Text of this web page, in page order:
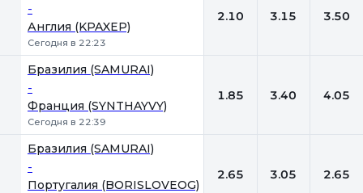
-
Англия (KPAXEP)
Сегодня в 22:23
2.10 3.15 3.50
Бразилия (SAMURAI)
-
Франция (SYNTHAYVY)
Сегодня в 22:39
1.85 3.40 4.05
Бразилия (SAMURAI)
-
Португалия (BORISLOVEOG)
2.65 3.05 2.65